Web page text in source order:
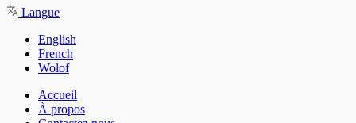
Langue
English
French
Wolof
Accueil
À propos